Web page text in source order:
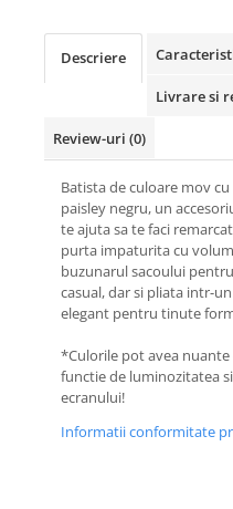
Descriere
Livrare si
Review-uri (0)
Batista de culoare mov
paisley negru, un
te ajuta sa te faci
purta impaturita cu
buzunarul sacoului
casual, dar si pliata intr-
elegant pentru tinute
*Culorile pot avea
functie de luminozitatea
ecranului!
Informatii conformitate